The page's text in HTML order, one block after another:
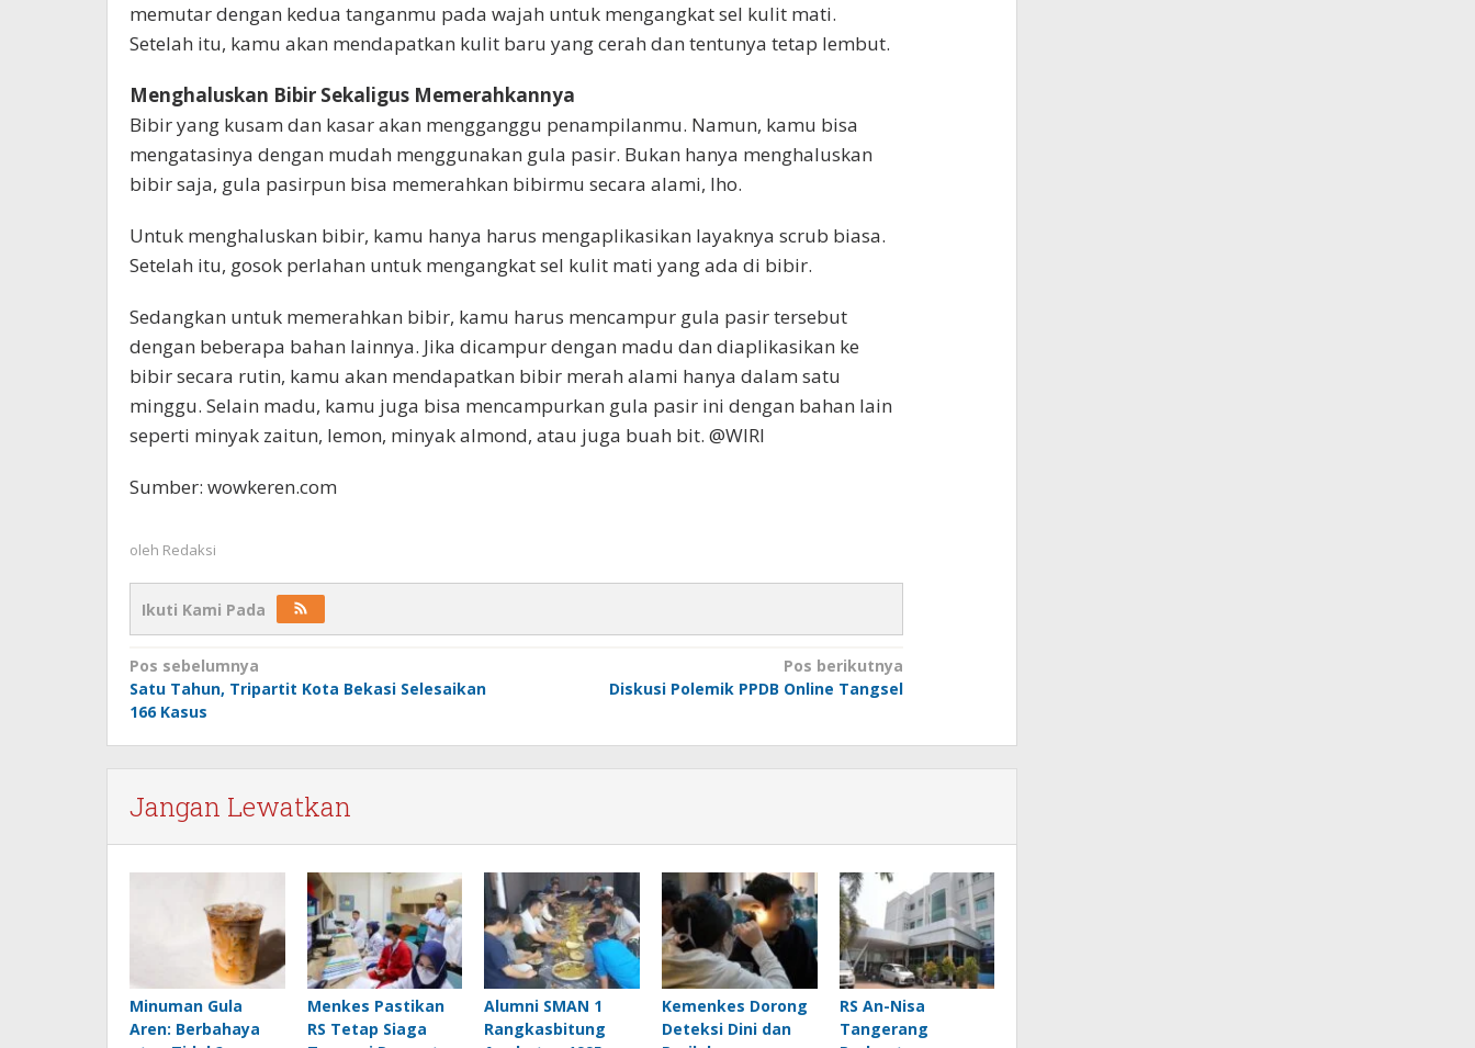
memutar dengan kedua tanganmu pada wajah untuk mengangkat sel kulit mati.
Setelah itu, kamu akan mendapatkan kulit baru yang cerah dan tentunya tetap lembut.
Menghaluskan Bibir Sekaligus Memerahkannya
Bibir yang kusam dan kasar akan mengganggu penampilanmu. Namun, kamu bisa
mengatasinya dengan mudah menggunakan gula pasir. Bukan hanya menghaluskan
bibir saja, gula pasirpun bisa memerahkan bibirmu secara alami, lho.
Untuk menghaluskan bibir, kamu hanya harus mengaplikasikan layaknya scrub biasa.
Setelah itu, gosok perlahan untuk mengangkat sel kulit mati yang ada di bibir.
Sedangkan untuk memerahkan bibir, kamu harus mencampur gula pasir tersebut
dengan beberapa bahan lainnya. Jika dicampur dengan madu dan diaplikasikan ke
bibir secara rutin, kamu akan mendapatkan bibir merah alami hanya dalam satu
minggu. Selain madu, kamu juga bisa mencampurkan gula pasir ini dengan bahan lain
seperti minyak zaitun, lemon, minyak almond, atau juga buah bit. @WIRI
Sumber: wowkeren.com
oleh Redaksi
Ikuti Kami Pada
Navigasi
pos
Pos sebelumnya
Satu Tahun, Tripartit Kota Bekasi Selesaikan
166 Kasus
Pos berikutnya
Diskusi Polemik PPDB Online Tangsel
Jangan Lewatkan
Minuman Gula
Aren: Berbahaya
Menkes Pastikan
RS Tetap Siaga
Alumni SMAN 1
Rangkasbitung
Kemenkes Dorong
Deteksi Dini dan
RS An-Nisa
Tangerang